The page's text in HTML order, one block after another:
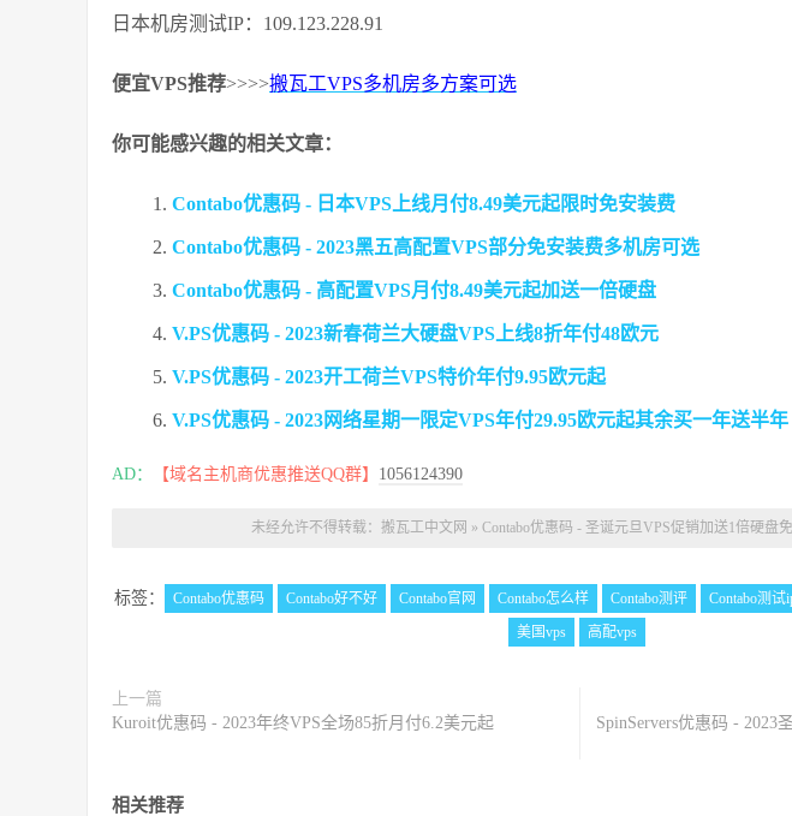
日本机房测试IP：109.123.228.91
便宜VPS推荐>>>>搬瓦工VPS多机房多方案可选
你可能感兴趣的相关文章：
Contabo优惠码 - 日本VPS上线月付8.49美元起限时免安装费
Contabo优惠码 - 2023黑五高配置VPS部分免安装费多机房可选
Contabo优惠码 - 高配置VPS月付8.49美元起加送一倍硬盘
V.PS优惠码 - 2023新春荷兰大硬盘VPS上线8折年付48欧元
V.PS优惠码 - 2023开工荷兰VPS特价年付9.95欧元起
V.PS优惠码 - 2023网络星期一限定VPS年付29.95欧元起其余买一年送半年
AD： 【域名主机商优惠推送QQ群】 1056124390
未经允许不得转载： 搬瓦工中文网 » Contabo优惠码 - 圣诞元旦VPS促销加送1倍硬盘
标签： Contabo优惠码 Contabo好不好 Contabo官网 Contabo怎么样 Contabo测评 Contabo测试
美国vps
高配vps
上一篇
Kuroit优惠码 - 2023年终VPS全场85折月付6.2美元起
SpinServers优惠码 - 2023
相关推荐